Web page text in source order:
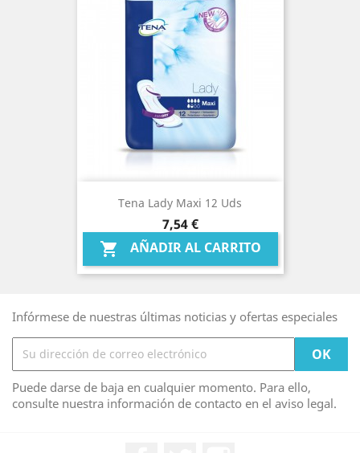
Tena Lady Maxi 12 Uds
Precio
7,54 €
 AÑADIR AL CARRITO
Infórmese de nuestras últimas noticias y ofertas especiales
Puede darse de baja en cualquier momento. Para ello,
consulte nuestra información de contacto en el aviso legal.